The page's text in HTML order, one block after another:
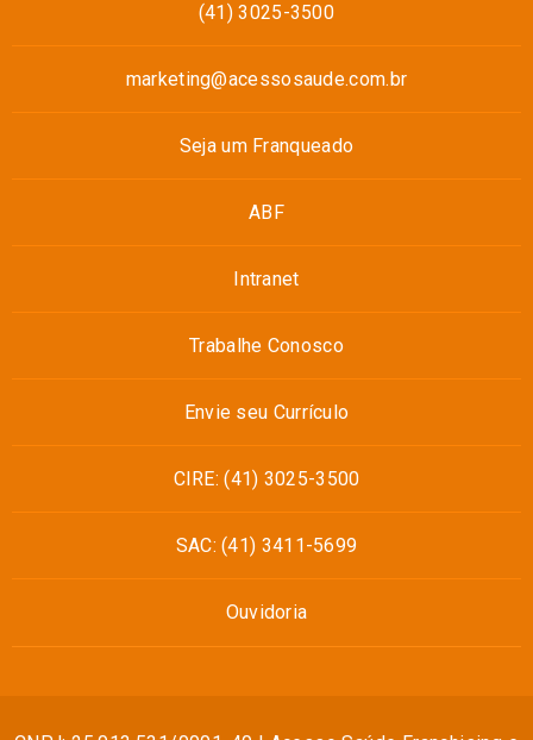
(41) 3025-3500
marketing@acessosaude.com.br
Seja um Franqueado
ABF
Intranet
Trabalhe Conosco
Envie seu Currículo
CIRE: (41) 3025-3500
SAC: (41) 3411-5699
Ouvidoria